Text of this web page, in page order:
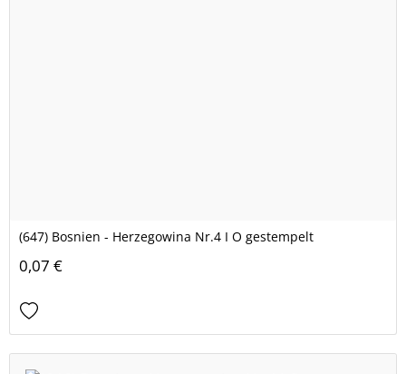
(647) Bosnien - Herzegowina Nr.4 I O gestempelt
0,07 €